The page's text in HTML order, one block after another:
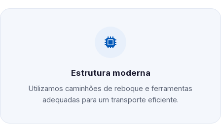
Estrutura moderna
Utilizamos caminhões de reboque e ferramentas
adequadas para um transporte eficiente.